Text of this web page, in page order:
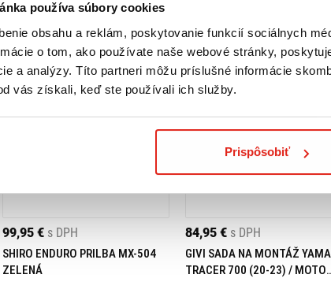
používa súbory cookies
obsahu a reklám, poskytovanie funkcií sociálnych
o tom, ako používate naše webové stránky,
a analýzy. Títo partneri môžu príslušné informácie
vás získali, keď ste používali ich služby.
Prispôsobiť
99,95 € s DPH
SHIRO ENDURO PRILBA MX-504
ZELENÁ
84,95 € s DPH
GIVI SADA NA MONTÁŽ
TRACER 700 (20-23) / MOTO